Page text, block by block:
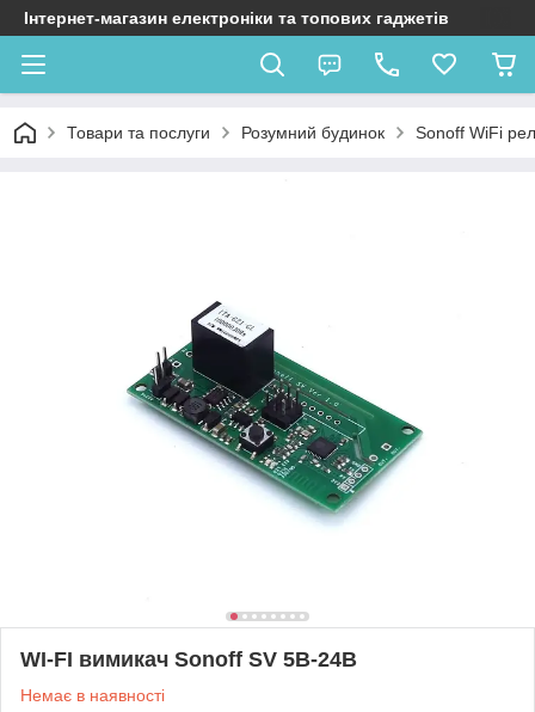
Інтернет-магазин електроніки та топових гаджетів
Товари та послуги Розумний будинок Sonoff WiFi
WI-FI вимикач Sonoff SV 5В-24В
Немає в наявності